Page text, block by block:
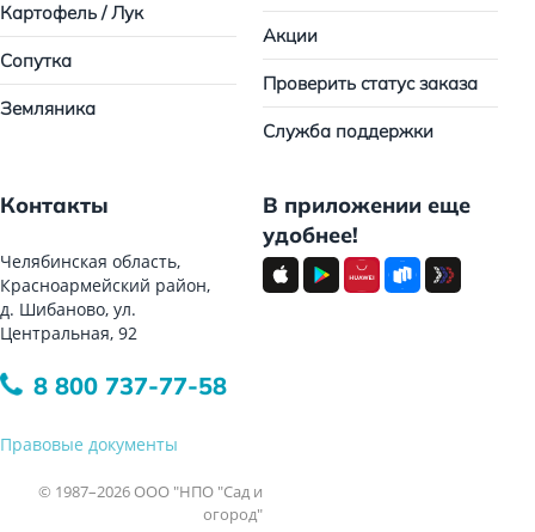
Картофель / Лук
Сопутка
Земляника
Акции
Проверить статус заказа
Служба поддержки
Контакты
Челябинская область,
Красноармейский район,
д. Шибаново, ул.
Центральная, 92
8 800 737-77-58
Правовые документы
© 1987–2026 ООО "НПО "Сад и
огород"
В приложении еще
удобнее!